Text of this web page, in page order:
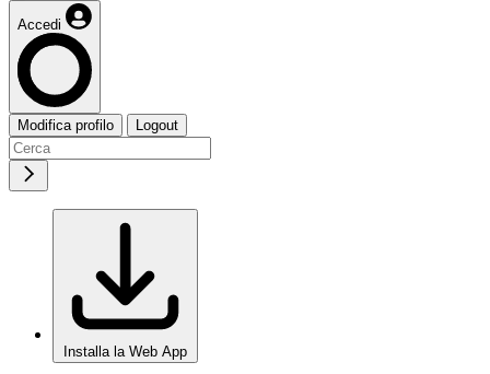
Accedi
Modifica profilo Logout
Installa la Web App